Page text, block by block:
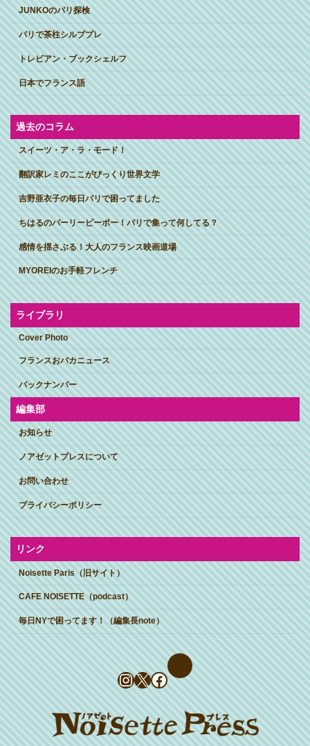
JUNKOのパリ探検
パリで茶柱シルブプレ
トレビアン・ブックシェルフ
日本でフランス語
過去のコラム
スイーツ・ア・ラ・モード！
翻訳家レミのここがびっくり世界文学
吉野亜衣子の毎日パリで困ってました
ちはるのパーリーピーポー！パリで集って何してる？
感情を揺さぶる！大人のフランス映画道場
MYOREIのお手軽フレンチ
ライブラリ
Cover Photo
フランスおバカニュース
バックナンバー
編集部
お知らせ
ノアゼットプレスについて
お問い合わせ
プライバシーポリシー
リンク
Noisette Paris（旧サイト）
CAFE NOISETTE（podcast）
毎日NYで困ってます！（編集長note）
Instagram
X Facebook